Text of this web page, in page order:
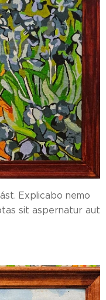
Explicabo nemo
sit aspernatur aut